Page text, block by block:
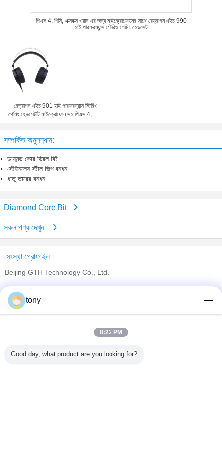
পিএস 4, পিসি, এক্সবক্স ওয়ান এর জন্য মাইক্রোফোনের সাথে রেড্রাগন এইচ 990
হাই পারফরম্যান্স স্টেরিও গেমিং হেডসেট
রেড্রাগন এইচ 901 হাই পারফরম্যান্স স্টিরিও
গেমিং হেডসেটটি মাইক্রোফোন সহ পিএস 4, পিসি,
সম্পর্কিত অনুসন্ধান:
ডায়মন্ড কোর ড্রিল বিট
স্টেইনলেস স্টীল জিপ বন্ধন
ধাতু তারের বন্ধন
Diamond Core Bit
সকল পণ্য দেখুন
সংস্থা প্রোফাইল
Beijing GTH Technology Co., Ltd.
Trust Seal
tony
8:22 PM
Good day, what product are you looking for?